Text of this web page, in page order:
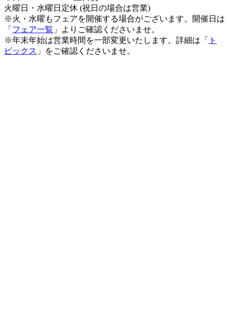
火曜日・水曜日定休 (祝日の場合は営業)
※火・水曜もフェアを開催する場合がございます。開催日は
「 フェア一覧 」よりご確認くださいませ。
※年末年始は営業時間を一部変更いたします。詳細は「
ト
ピックス 」をご確認くださいませ。